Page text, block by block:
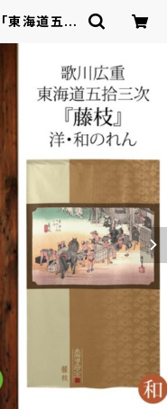
東海道五十
| ロシナン
ッピングサ